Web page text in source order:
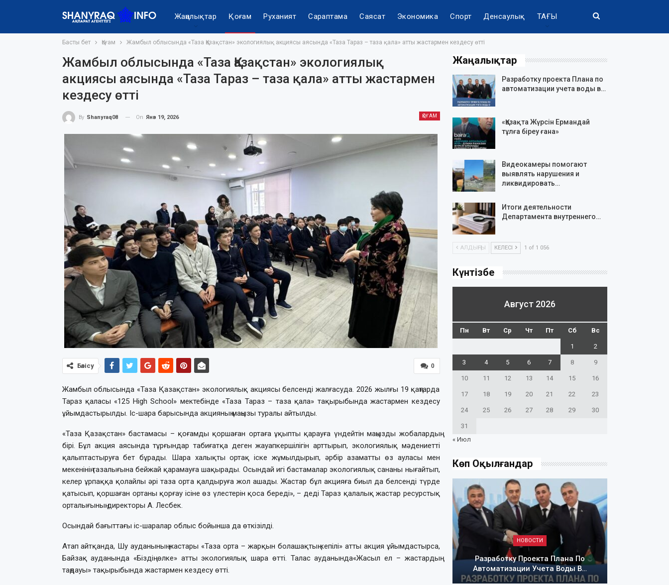
Жаңалықтар Қоғам Руханият Сараптама Саясат Экономика Спорт Денсаулық ТАҒЫ
Басты бет Қоғам Жамбыл облысында «Таза Қазақстан» экологиялық акциясы аясында «Таза Тараз – таза қала» атты жастармен кездесу өтті
Жамбыл облысында «Таза Қазақстан» экологиялық
акциясы аясында «Таза Тараз – таза қала» атты жастармен
кездесу өтті
ҚОҒАМ
By Shanyraq08 On Янв 19, 2026
0
Бөлісу
Жамбыл облысында «Таза Қазақстан» экологиялық акциясы белсенді жалғасуда. 2026 жылғы 19 қаңтарда
Тараз қаласы «125 High School» мектебінде «Таза Тараз – таза қала» тақырыбында жастармен кездесу
ұйымдастырылды. Іс-шара барысында акцияның маңызы туралы айтылды.
«Таза Қазақстан» бастамасы – қоғамды қоршаған ортаға ұқыпты қарауға үндейтін маңызды жобалардың
бірі. Бұл акция аясында тұрғындар табиғатқа деген жауапкершілігін арттырып, экологиялық мәдениетті
қалыптастыруға бет бұрады. Шара халықты ортақ іске жұмылдырып, әрбір азаматты өз ауласы мен
мекенінің тазалығына бейжай қарамауға шақырады. Осындай игі бастамалар экологиялық сананы нығайтып,
келер ұрпаққа қолайлы әрі таза орта қалдыруға жол ашады. Жастар бұл акцияға биыл да белсенді түрде
қатысып, қоршаған ортаны қорғау ісіне өз үлестерін қоса береді», – деді Тараз қалалық жастар ресурстық
орталығының директоры А. Лесбек.
Осындай бағыттағы іс-шаралар облыс бойынша да өткізілді.
Атап айтқанда, Шу ауданының жастары «Таза орта – жарқын болашақтың кепілі» атты акция ұйымдастырса,
Байзақ ауданында «Біздің өлке» атты экологиялық шара өтті. Талас ауданында«Жасыл ел – жастардың
таңдауы» тақырыбында жастармен кездесу өтті.
Жаңалықтар
Разработку проекта Плана по
автоматизации учета воды в…
«Қазақта Жүрсін Ермандай
тұлға біреу ғана»
Видеокамеры помогают
выявлять нарушения и
ликвидировать…
Итоги деятельности
Департамента внутреннего…
АЛДЫҢҒЫ КЕЛЕСІ 1 of 1 056
Күнтізбе
Август 2026
Пн Вт Ср Чт Пт Сб Вс
1 2
3 4 5 6 7 8 9
10 11 12 13 14 15 16
17 18 19 20 21 22 23
24 25 26 27 28 29 30
31
« Июл
Көп Оқылғандар
НОВОСТИ
Разработку Проекта Плана По
Автоматизации Учета Воды В…